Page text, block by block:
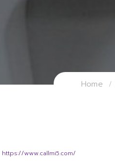
Home
https://www.callmi5.com/